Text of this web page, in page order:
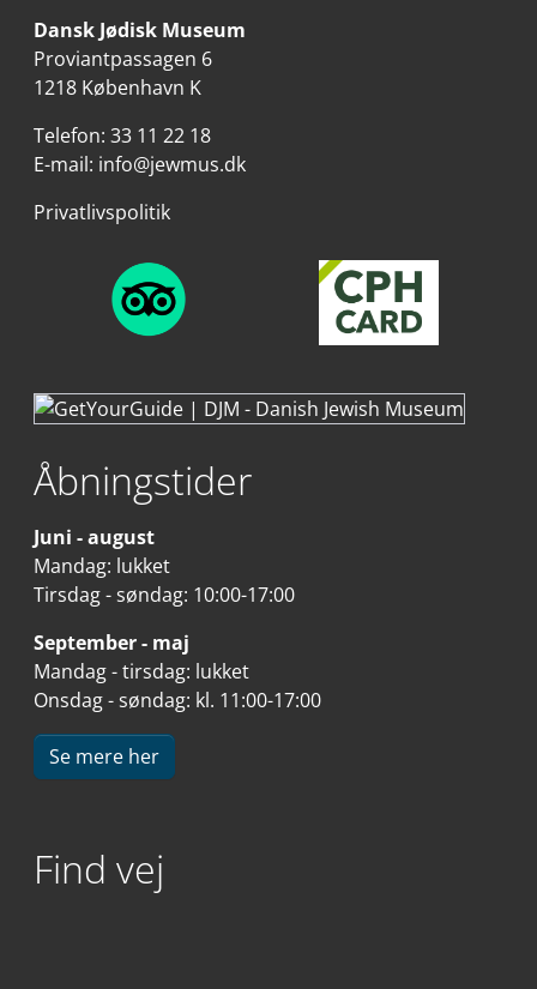
Dansk Jødisk Museum
Proviantpassagen 6
1218 København K
Telefon: 33 11 22 18
E-mail: info@jewmus.dk
Privatlivspolitik
Åbningstider
Juni - august
Mandag: lukket
Tirsdag - søndag: 10:00-17:00
September - maj
Mandag - tirsdag: lukket
Onsdag - søndag: kl. 11:00-17:00
Se mere her
Find vej